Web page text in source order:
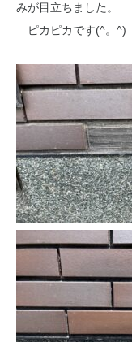
みが目立ちました。
ピカピカです(^。^)